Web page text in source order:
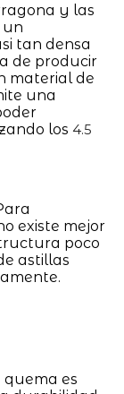
y las
tan densa
de producir
material de
una
los 4.5
existe mejor
poco
astillas
quema es